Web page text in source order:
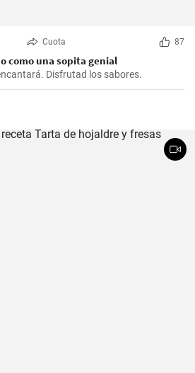
Cuota 87
como una sopita genial
Disfrutad los sabores.